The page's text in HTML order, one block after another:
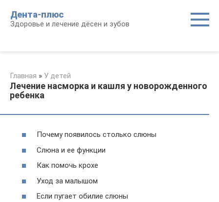
контенту
Дента-плюс
Здоровье и лечение дёсен и зубов
Главная » У детей
Лечение насморка и кашля у новорожденного
ребенка
Почему появилось столько слюны
Слюна и ее функции
Как помочь крохе
Уход за малышом
Если пугает обилие слюны